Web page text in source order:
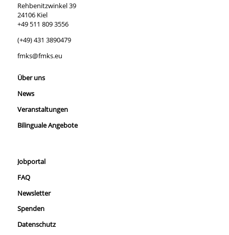
Rehbenitzwinkel 39
24106 Kiel
+49 511 809 3556
(+49) 431 3890479
fmks@fmks.eu
Über uns
News
Veranstaltungen
Bilinguale Angebote
Jobportal
FAQ
Newsletter
Spenden
Datenschutz